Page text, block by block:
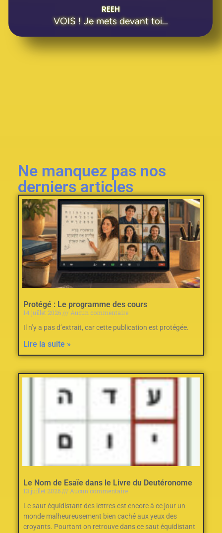
REEH
VOIS ! Je mets devant toi...
Ne manquez pas nos
derniers articles
Protégé : Le programme des cours
14 juillet 2026
Aucun commentaire
Il n’y a pas d’extrait, car cette publication est protégée.
Lire la suite »
Le Nom de Esaïe dans le Livre du Deutéronome
13 juillet 2026
Aucun commentaire
Le saut équidistant des lettres est encore à ce jour un
monde malheureusement bien caché aux yeux des
croyants. Pourtant on retrouve dans ce saut équidistant